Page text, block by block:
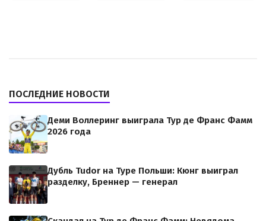
ПОСЛЕДНИЕ НОВОСТИ
Деми Воллеринг выиграла Тур де Франс Фамм
2026 года
Дубль Tudor на Туре Польши: Кюнг выиграл
разделку, Бреннер — генерал